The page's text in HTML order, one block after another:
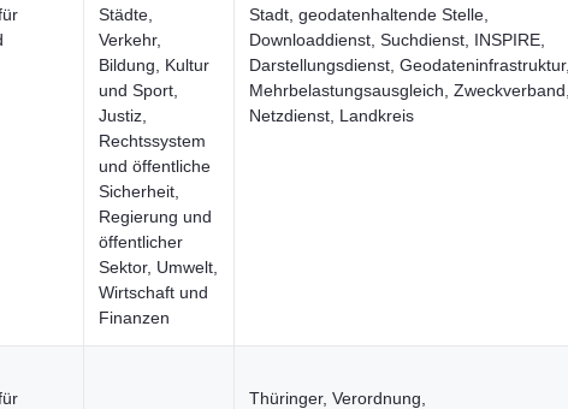
Städte,
Verkehr,
Bildung, Kultur
und Sport,
Justiz,
Rechtssystem
und öffentliche
Sicherheit,
Regierung und
öffentlicher
Sektor, Umwelt,
Wirtschaft und
Finanzen
Stadt, geodatenhaltende Stelle,
Downloaddienst, Suchdienst, INSPIRE,
Darstellungsdienst, Geodateninfrastruktur,
Mehrbelastungsausgleich, Zweckverband,
Netzdienst, Landkreis
Thüringer, Verordnung,